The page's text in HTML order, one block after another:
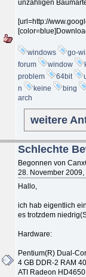
unzähligen
[url=http://
windows go-
forum
window
problem
64bit
n
keine bing
arch
weitere
Schlechte
Begonnen von
28. November
Hallo,
ich hab eigentlich
es trotzdem
Hardware:
Pentium(R) Dual-
4 GB DDR-2 RAM
ATI Radeon